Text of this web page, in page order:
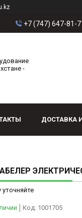
+7 (747) 647-81-
-
ДОСТАВКА
уточняйте
Код: 1001705